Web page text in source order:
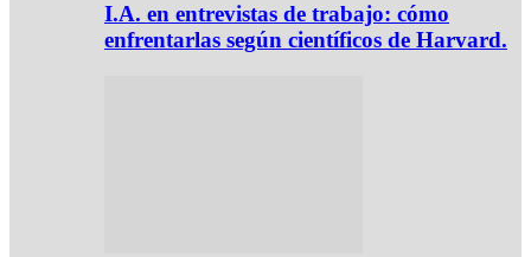
I.A. en entrevistas de trabajo: cómo
enfrentarlas según científicos de Harvard.